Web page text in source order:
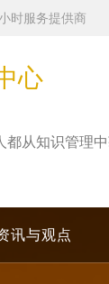
时服务提供商
心
都从知识管理
讯与观点